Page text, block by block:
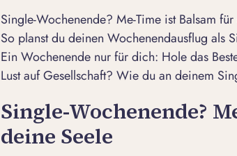
Single-Wochenende? Me-Time ist Balsam
So planst du deinen Wochenendausflug als
Ein Wochenende nur für dich: Hole das
Lust auf Gesellschaft? Wie du an deinem
Single-Wochenende?
deine Seele